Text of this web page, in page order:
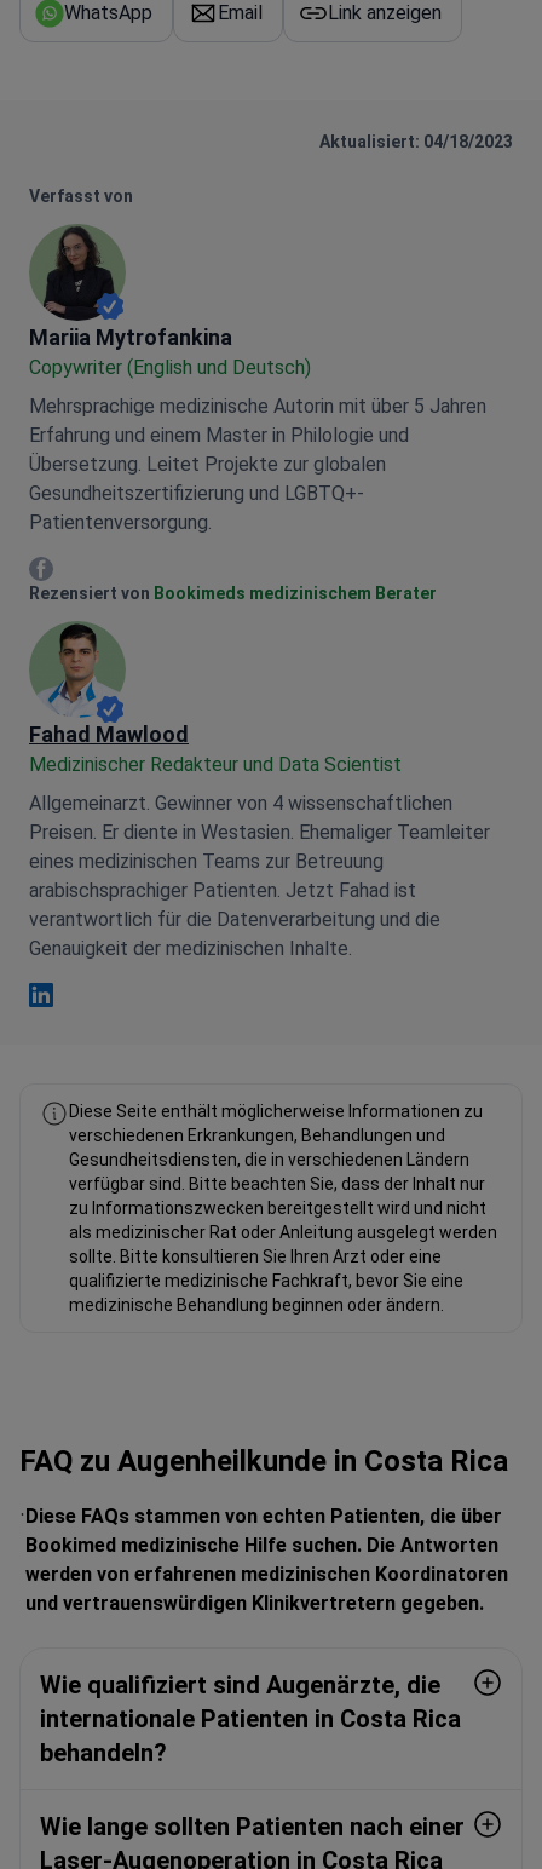
WhatsApp Email Link anzeigen
Aktualisiert: 04/18/2023
Verfasst von
Mariia Mytrofankina
Mariia Mytrofankina
Copywriter (English und Deutsch)
Mehrsprachige medizinische Autorin mit über 5 Jahren
Erfahrung und einem Master in Philologie und
Übersetzung. Leitet Projekte zur globalen
Gesundheitszertifizierung und LGBTQ+-
Patientenversorgung.
Mariia Mytrofankina Facebook
Rezensiert von Bookimeds medizinischem Berater
Fahad Mawlood
Medizinischer Redakteur und Data Scientist
Allgemeinarzt. Gewinner von 4 wissenschaftlichen
Preisen. Er diente in Westasien. Ehemaliger Teamleiter
eines medizinischen Teams zur Betreuung
arabischsprachiger Patienten. Jetzt Fahad ist
verantwortlich für die Datenverarbeitung und die
Genauigkeit der medizinischen Inhalte.
Diese Seite enthält möglicherweise Informationen zu
verschiedenen Erkrankungen, Behandlungen und
Gesundheitsdiensten, die in verschiedenen Ländern
verfügbar sind. Bitte beachten Sie, dass der Inhalt nur
zu Informationszwecken bereitgestellt wird und nicht
als medizinischer Rat oder Anleitung ausgelegt werden
sollte. Bitte konsultieren Sie Ihren Arzt oder eine
qualifizierte medizinische Fachkraft, bevor Sie eine
medizinische Behandlung beginnen oder ändern.
FAQ zu Augenheilkunde in Costa Rica
Diese FAQs stammen von echten Patienten, die über
Bookimed medizinische Hilfe suchen. Die Antworten
werden von erfahrenen medizinischen Koordinatoren
und vertrauenswürdigen Klinikvertretern gegeben.
Wie qualifiziert sind Augenärzte, die
internationale Patienten in Costa Rica
behandeln?
Wie lange sollten Patienten nach einer
Laser-Augenoperation in Costa Rica